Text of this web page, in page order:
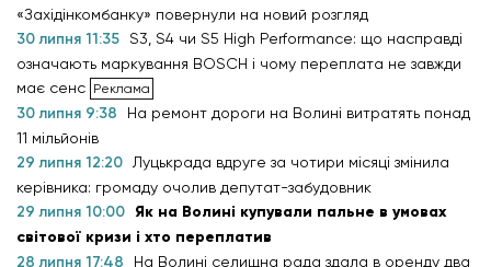
«Західінкомбанку» повернули на новий розгляд
30 липня 11:35 S3, S4 чи S5 High Performance: що насправді
означають маркування BOSCH і чому переплата не завжди
має сенс
30 липня 9:38
На ремонт дороги на Волині витратять понад
11 мільйонів
29 липня 12:20
Луцькрада вдруге за чотири місяці змінила
керівника: громаду очолив депутат-забудовник
29 липня 10:00 Як на Волині купували пальне в умовах
світової кризи і хто переплатив
28 липня 17:48
На Волині селищна рада здала в оренду два